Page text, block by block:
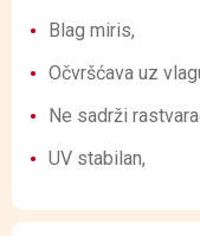
Blag miris,
Očvršćava uz
Ne sadrži
UV stabilan,